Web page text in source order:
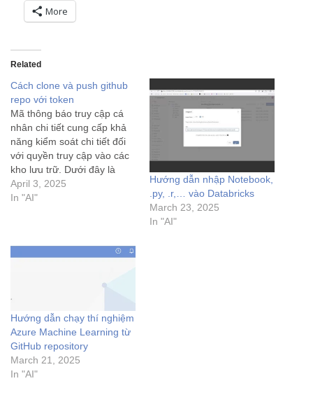
More
Related
Cách clone và push github
repo với token
Mã thông báo truy cập cá
nhân chi tiết cung cấp khả
năng kiểm soát chi tiết đối
với quyền truy cập vào các
kho lưu trữ. Dưới đây là
cách tạo một mã thông báo
dành riêng cho một kho lưu
April 3, 2025
In "AI"
Hướng dẫn nhập Notebook,
.py, .r,… vào Databricks
March 23, 2025
In "AI"
Hướng dẫn chạy thí nghiệm
Azure Machine Learning từ
GitHub repository
March 21, 2025
In "AI"